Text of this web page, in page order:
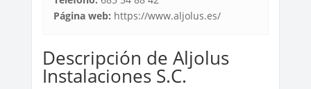
Página web: https://www.aljolus.es/
Descripción de Aljolus
Instalaciones S.C.